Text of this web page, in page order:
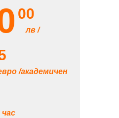
00
лв /
/академичен
час